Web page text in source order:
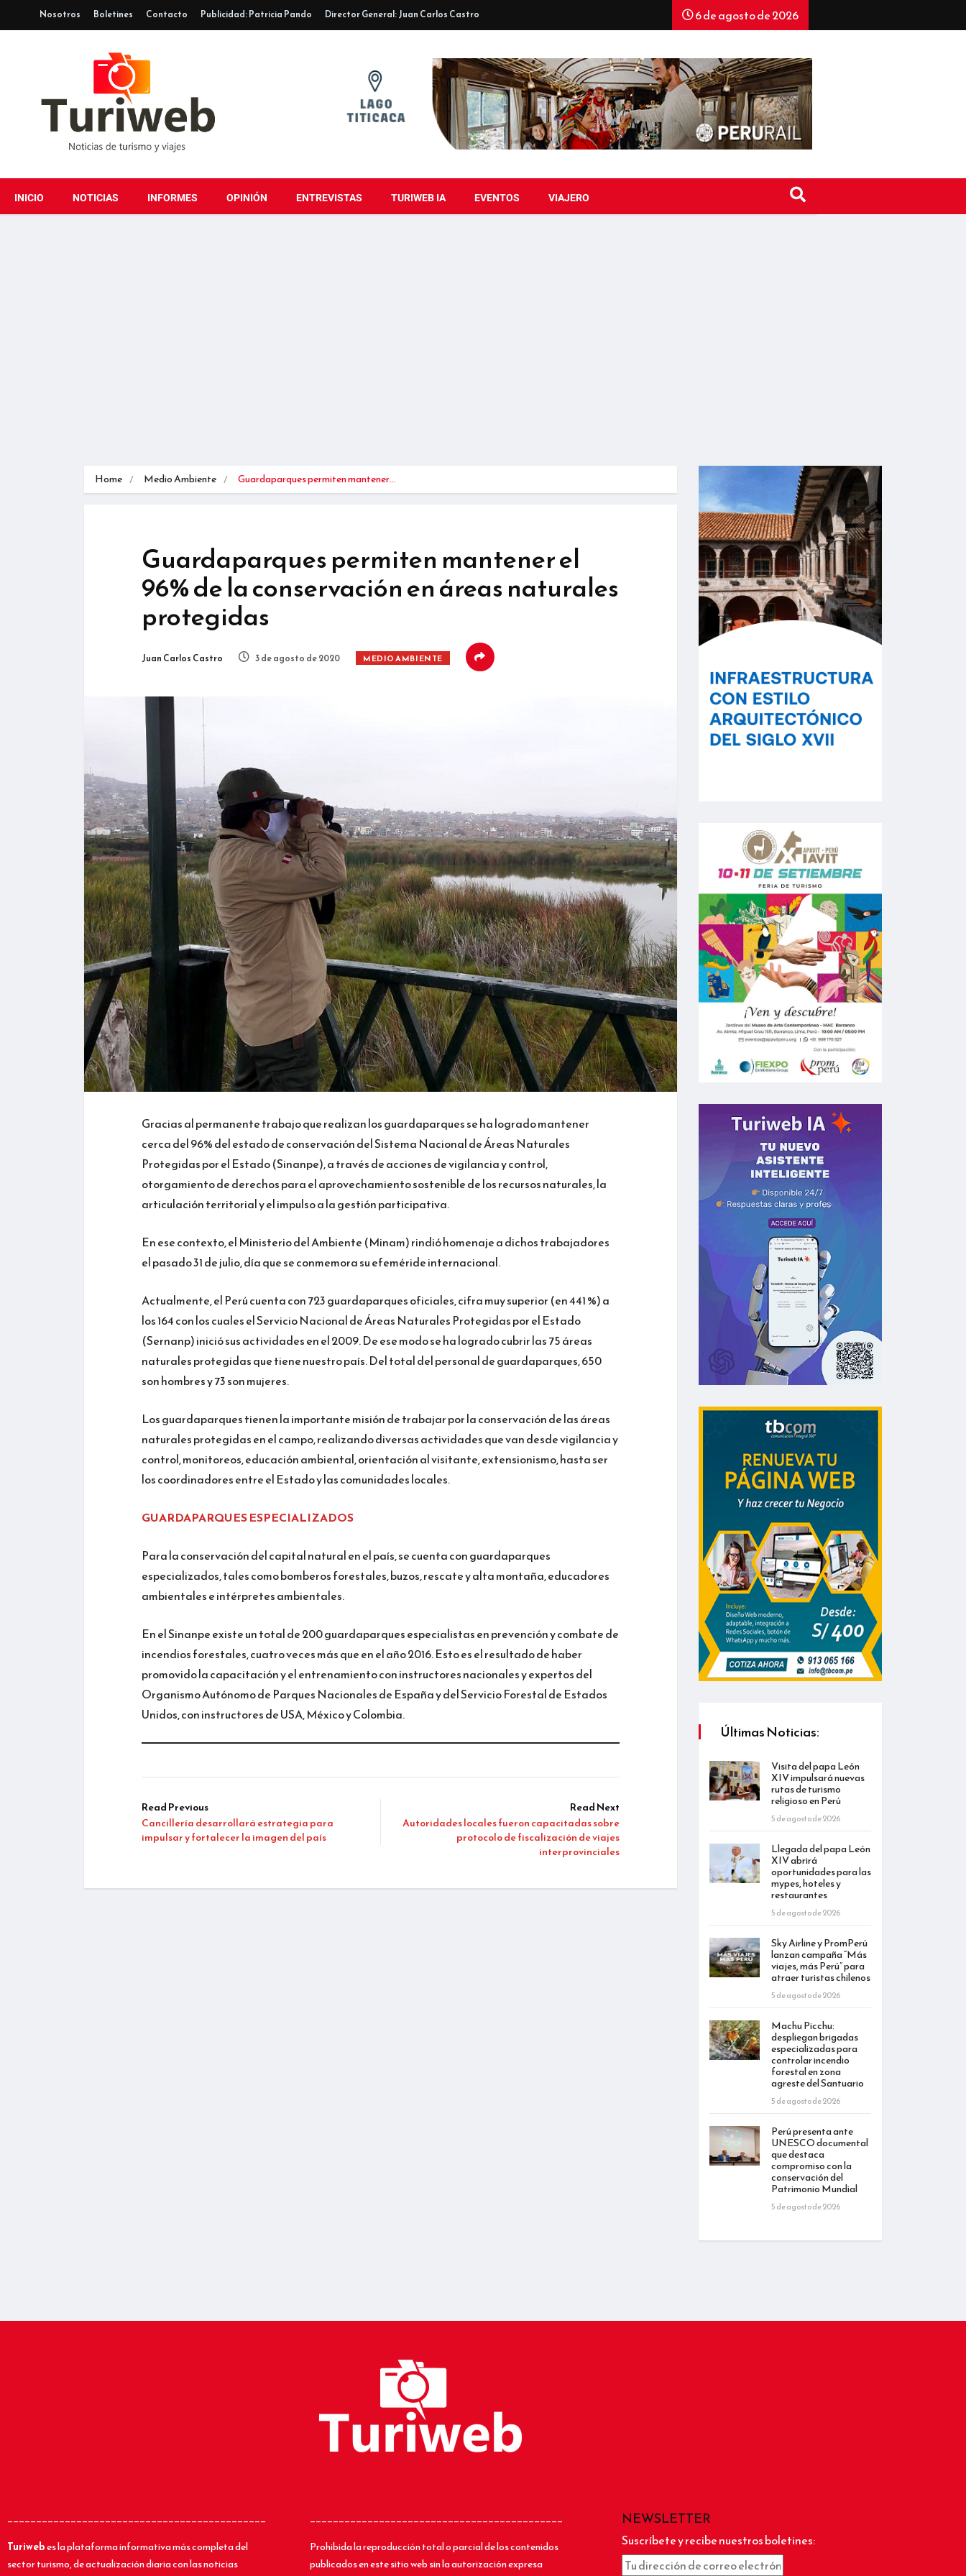
Nosotros Boletines Contacto Publicidad: Patricia Pando Director General: Juan Carlos Castro 6 de agosto de 2026
INICIO NOTICIAS INFORMES OPINIÓN ENTREVISTAS TURIWEB IA EVENTOS VIAJERO
Home Medio Ambiente Guardaparques permiten mantener…
Guardaparques permiten mantener el
96% de la conservación en áreas naturales
protegidas
Juan Carlos Castro 3 de agosto de 2020 MEDIO AMBIENTE
Gracias al permanente trabajo que realizan los guardaparques se ha logrado mantener
cerca del 96% del estado de conservación del Sistema Nacional de Áreas Naturales
Protegidas por el Estado (Sinanpe), a través de acciones de vigilancia y control,
otorgamiento de derechos para el aprovechamiento sostenible de los recursos naturales, la
articulación territorial y el impulso a la gestión participativa.
En ese contexto, el Ministerio del Ambiente (Minam) rindió homenaje a dichos trabajadores
el pasado 31 de julio, día que se conmemora su efeméride internacional.
Actualmente, el Perú cuenta con 723 guardaparques oficiales, cifra muy superior (en 441 %) a
los 164 con los cuales el Servicio Nacional de Áreas Naturales Protegidas por el Estado
(Sernanp) inició sus actividades en el 2009. De ese modo se ha logrado cubrir las 75 áreas
naturales protegidas que tiene nuestro país. Del total del personal de guardaparques, 650
son hombres y 73 son mujeres.
Los guardaparques tienen la importante misión de trabajar por la conservación de las áreas
naturales protegidas en el campo, realizando diversas actividades que van desde vigilancia y
control, monitoreos, educación ambiental, orientación al visitante, extensionismo, hasta ser
los coordinadores entre el Estado y las comunidades locales.
GUARDAPARQUES ESPECIALIZADOS
Para la conservación del capital natural en el país, se cuenta con guardaparques
especializados, tales como bomberos forestales, buzos, rescate y alta montaña, educadores
ambientales e intérpretes ambientales.
En el Sinanpe existe un total de 200 guardaparques especialistas en prevención y combate de
incendios forestales, cuatro veces más que en el año 2016. Esto es el resultado de haber
promovido la capacitación y el entrenamiento con instructores nacionales y expertos del
Organismo Autónomo de Parques Nacionales de España y del Servicio Forestal de Estados
Unidos, con instructores de USA, México y Colombia.
Read Previous
Cancillería desarrollará estrategia para
impulsar y fortalecer la imagen del país
Read Next
Autoridades locales fueron capacitadas sobre
protocolo de fiscalización de viajes
interprovinciales
Últimas Noticias:
Visita del papa León
XIV impulsará nuevas
rutas de turismo
religioso en Perú
5 de agosto de 2026
Llegada del papa León
XIV abrirá
oportunidades para las
mypes, hoteles y
restaurantes
5 de agosto de 2026
Sky Airline y PromPerú
lanzan campaña “Más
viajes, más Perú” para
atraer turistas chilenos
5 de agosto de 2026
Machu Picchu:
despliegan brigadas
especializadas para
controlar incendio
forestal en zona
agreste del Santuario
5 de agosto de 2026
Perú presenta ante
UNESCO documental
que destaca
compromiso con la
conservación del
Patrimonio Mundial
5 de agosto de 2026
_____________________________________________
Turiwebes la plataforma informativa más completa del
sector turismo, de actualización diaria con las noticias
____________________________________________
Prohibida la reproducción total o parcial de los contenidos
publicados en este sitio web sin la autorización expresa
NEWSLETTER
Suscríbete y recibe nuestros boletines: